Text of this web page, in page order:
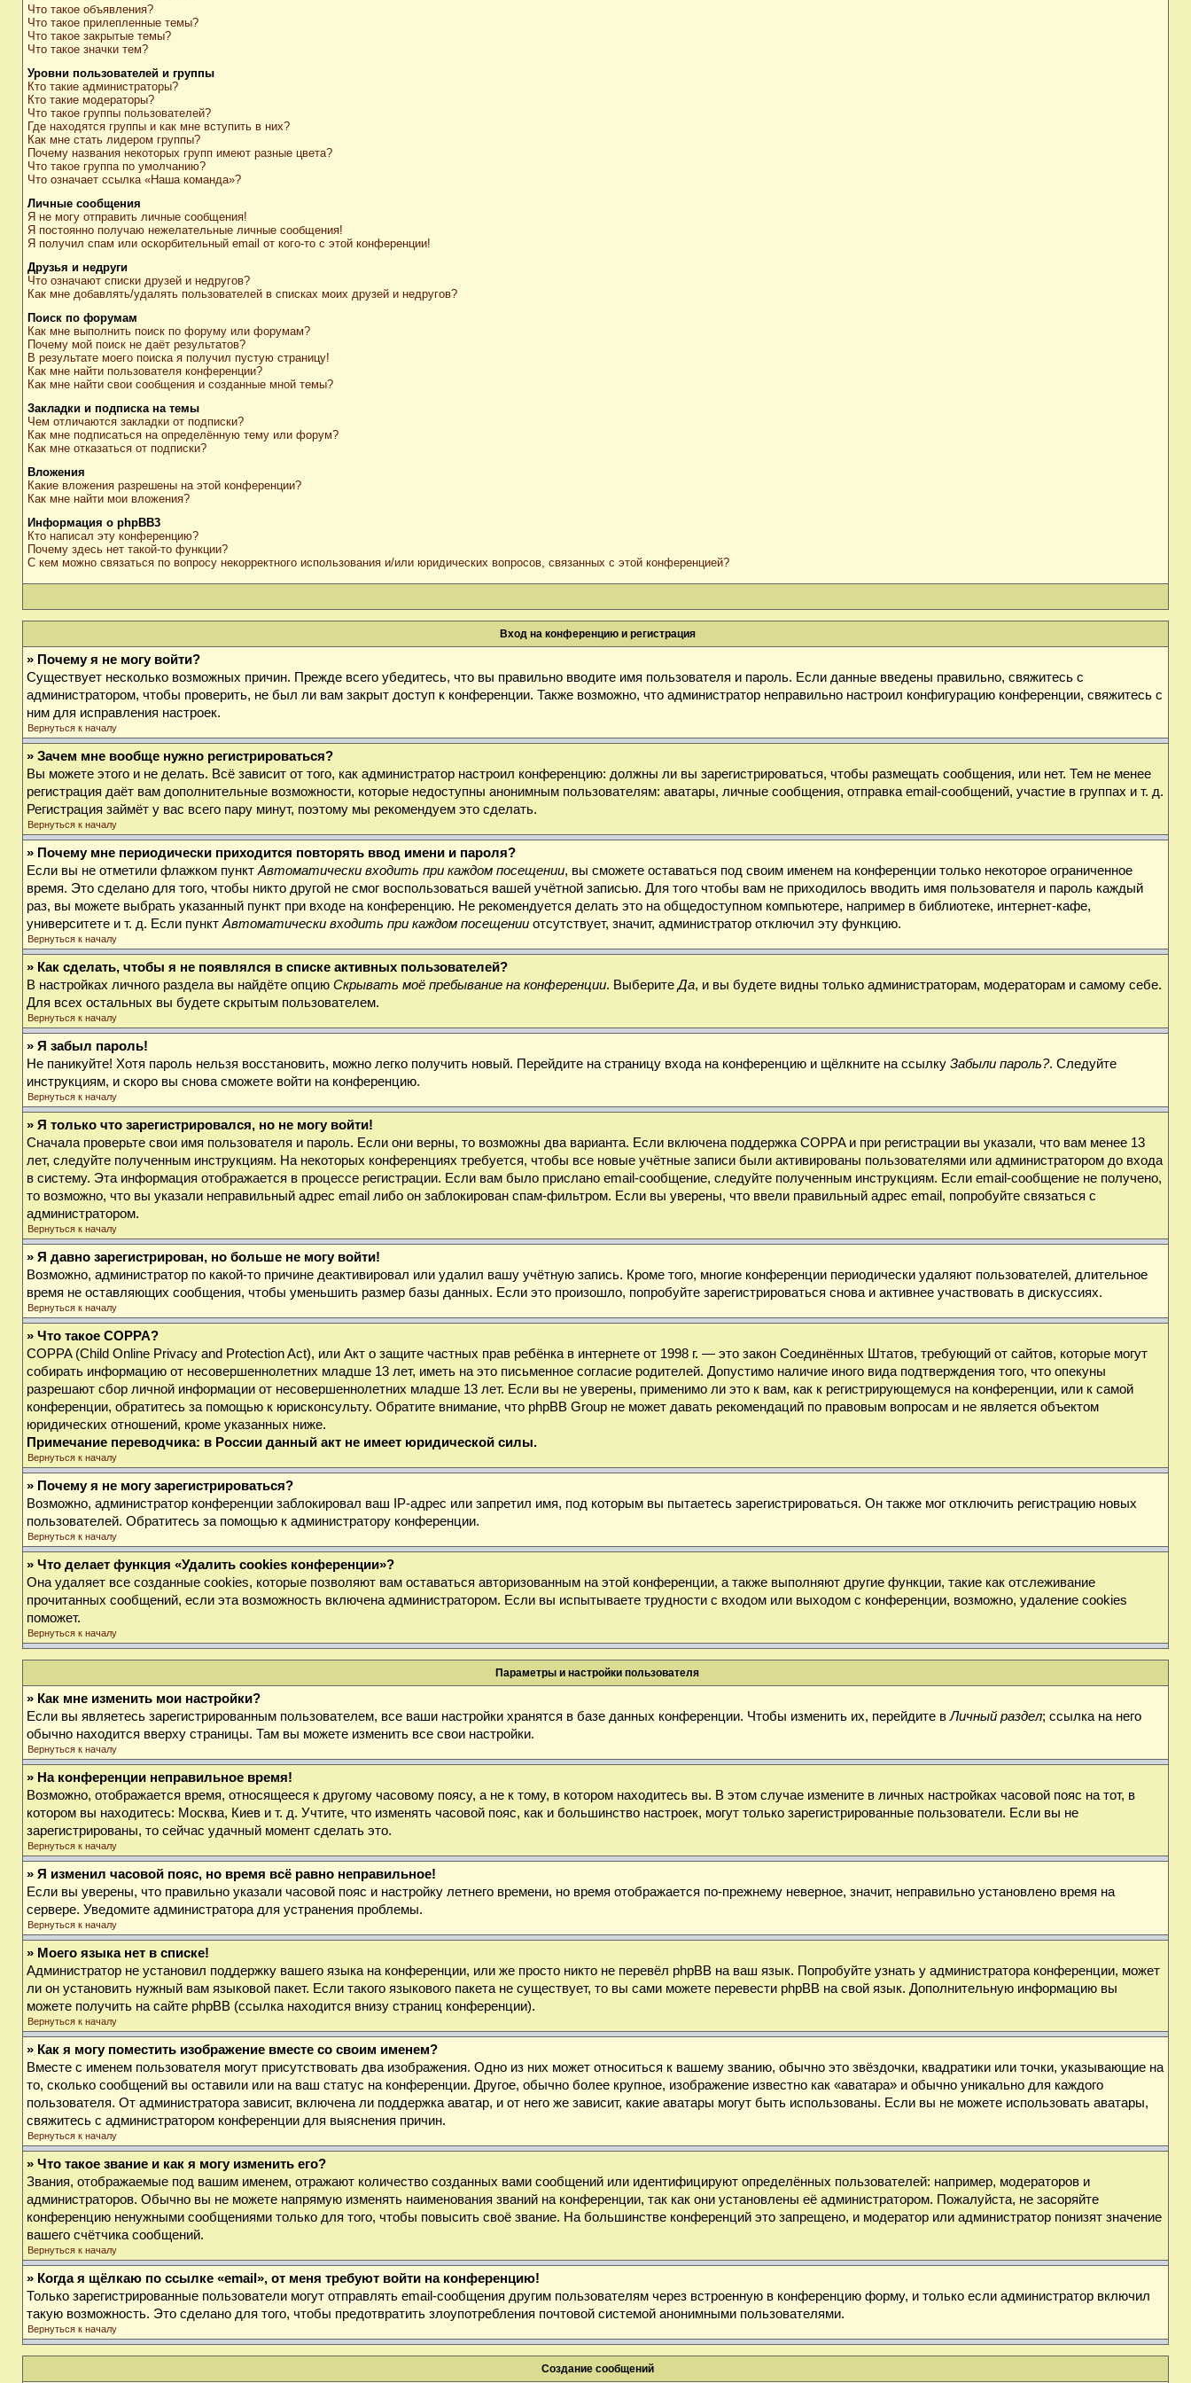
Что такое объявления?
Что такое прилепленные темы?
Что такое закрытые темы?
Что такое значки тем?
Уровни пользователей и группы
Кто такие администраторы?
Кто такие модераторы?
Что такое группы пользователей?
Где находятся группы и как мне вступить в них?
Как мне стать лидером группы?
Почему названия некоторых групп имеют разные цвета?
Что такое группа по умолчанию?
Что означает ссылка «Наша команда»?
Личные сообщения
Я не могу отправить личные сообщения!
Я постоянно получаю нежелательные личные сообщения!
Я получил спам или оскорбительный email от кого-то с этой конференции!
Друзья и недруги
Что означают списки друзей и недругов?
Как мне добавлять/удалять пользователей в списках моих друзей и недругов?
Поиск по форумам
Как мне выполнить поиск по форуму или форумам?
Почему мой поиск не даёт результатов?
В результате моего поиска я получил пустую страницу!
Как мне найти пользователя конференции?
Как мне найти свои сообщения и созданные мной темы?
Закладки и подписка на темы
Чем отличаются закладки от подписки?
Как мне подписаться на определённую тему или форум?
Как мне отказаться от подписки?
Вложения
Какие вложения разрешены на этой конференции?
Как мне найти мои вложения?
Информация о phpBB3
Кто написал эту конференцию?
Почему здесь нет такой-то функции?
С кем можно связаться по вопросу некорректного использования и/или юридических вопросов, связанных с этой конференцией?
Вход на конференцию и регистрация
» Почему я не могу войти?
Существует несколько возможных причин. Прежде всего убедитесь, что вы правильно вводите имя пользователя и пароль. Если данные введены правильно, свяжитесь с
администратором, чтобы проверить, не был ли вам закрыт доступ к конференции. Также возможно, что администратор неправильно настроил конфигурацию конференции, свяжитесь с
ним для исправления настроек.
Вернуться к началу
» Зачем мне вообще нужно регистрироваться?
Вы можете этого и не делать. Всё зависит от того, как администратор настроил конференцию: должны ли вы зарегистрироваться, чтобы размещать сообщения, или нет. Тем не менее
регистрация даёт вам дополнительные возможности, которые недоступны анонимным пользователям: аватары, личные сообщения, отправка email-сообщений, участие в группах и т. д.
Регистрация займёт у вас всего пару минут, поэтому мы рекомендуем это сделать.
Вернуться к началу
» Почему мне периодически приходится повторять ввод имени и пароля?
Если вы не отметили флажком пункт Автоматически входить при каждом посещении, вы сможете оставаться под своим именем на конференции только некоторое ограниченное
время. Это сделано для того, чтобы никто другой не смог воспользоваться вашей учётной записью. Для того чтобы вам не приходилось вводить имя пользователя и пароль каждый
раз, вы можете выбрать указанный пункт при входе на конференцию. Не рекомендуется делать это на общедоступном компьютере, например в библиотеке, интернет-кафе,
университете и т. д. Если пункт Автоматически входить при каждом посещении отсутствует, значит, администратор отключил эту функцию.
Вернуться к началу
» Как сделать, чтобы я не появлялся в списке активных пользователей?
В настройках личного раздела вы найдёте опцию Скрывать моё пребывание на конференции. ВыберитеДа, и вы будете видны только администраторам, модераторам и самому себе.
Для всех остальных вы будете скрытым пользователем.
Вернуться к началу
» Я забыл пароль!
Не паникуйте! Хотя пароль нельзя восстановить, можно легко получить новый. Перейдите на страницу входа на конференцию и щёлкните на ссылку Забыли пароль?. Следуйте
инструкциям, и скоро вы снова сможете войти на конференцию.
Вернуться к началу
» Я только что зарегистрировался, но не могу войти!
Сначала проверьте свои имя пользователя и пароль. Если они верны, то возможны два варианта. Если включена поддержка COPPA и при регистрации вы указали, что вам менее 13
лет, следуйте полученным инструкциям. На некоторых конференциях требуется, чтобы все новые учётные записи были активированы пользователями или администратором до входа
в систему. Эта информация отображается в процессе регистрации. Если вам было прислано email-сообщение, следуйте полученным инструкциям. Если email-сообщение не получено,
то возможно, что вы указали неправильный адрес email либо он заблокирован спам-фильтром. Если вы уверены, что ввели правильный адрес email, попробуйте связаться с
администратором.
Вернуться к началу
» Я давно зарегистрирован, но больше не могу войти!
Возможно, администратор по какой-то причине деактивировал или удалил вашу учётную запись. Кроме того, многие конференции периодически удаляют пользователей, длительное
время не оставляющих сообщения, чтобы уменьшить размер базы данных. Если это произошло, попробуйте зарегистрироваться снова и активнее участвовать в дискуссиях.
Вернуться к началу
» Что такое COPPA?
COPPA (Child Online Privacy and Protection Act), или Акт о защите частных прав ребёнка в интернете от 1998 г. — это закон Соединённых Штатов, требующий от сайтов, которые могут
собирать информацию от несовершеннолетних младше 13 лет, иметь на это письменное согласие родителей. Допустимо наличие иного вида подтверждения того, что опекуны
разрешают сбор личной информации от несовершеннолетних младше 13 лет. Если вы не уверены, применимо ли это к вам, как к регистрирующемуся на конференции, или к самой
конференции, обратитесь за помощью к юрисконсульту. Обратите внимание, что phpBB Group не может давать рекомендаций по правовым вопросам и не является объектом
юридических отношений, кроме указанных ниже.
Примечание переводчика: в России данный акт не имеет юридической силы.
Вернуться к началу
» Почему я не могу зарегистрироваться?
Возможно, администратор конференции заблокировал ваш IP-адрес или запретил имя, под которым вы пытаетесь зарегистрироваться. Он также мог отключить регистрацию новых
пользователей. Обратитесь за помощью к администратору конференции.
Вернуться к началу
» Что делает функция «Удалить cookies конференции»?
Она удаляет все созданные cookies, которые позволяют вам оставаться авторизованным на этой конференции, а также выполняют другие функции, такие как отслеживание
прочитанных сообщений, если эта возможность включена администратором. Если вы испытываете трудности с входом или выходом с конференции, возможно, удаление cookies
поможет.
Вернуться к началу
Параметры и настройки пользователя
» Как мне изменить мои настройки?
Если вы являетесь зарегистрированным пользователем, все ваши настройки хранятся в базе данных конференции. Чтобы изменить их, перейдите вЛичный раздел; ссылка на него
обычно находится вверху страницы. Там вы можете изменить все свои настройки.
Вернуться к началу
» На конференции неправильное время!
Возможно, отображается время, относящееся к другому часовому поясу, а не к тому, в котором находитесь вы. В этом случае измените в личных настройках часовой пояс на тот, в
котором вы находитесь: Москва, Киев и т. д. Учтите, что изменять часовой пояс, как и большинство настроек, могут только зарегистрированные пользователи. Если вы не
зарегистрированы, то сейчас удачный момент сделать это.
Вернуться к началу
» Я изменил часовой пояс, но время всё равно неправильное!
Если вы уверены, что правильно указали часовой пояс и настройку летнего времени, но время отображается по-прежнему неверное, значит, неправильно установлено время на
сервере. Уведомите администратора для устранения проблемы.
Вернуться к началу
» Моего языка нет в списке!
Администратор не установил поддержку вашего языка на конференции, или же просто никто не перевёл phpBB на ваш язык. Попробуйте узнать у администратора конференции, может
ли он установить нужный вам языковой пакет. Если такого языкового пакета не существует, то вы сами можете перевести phpBB на свой язык. Дополнительную информацию вы
можете получить на сайте phpBB (ссылка находится внизу страниц конференции).
Вернуться к началу
» Как я могу поместить изображение вместе со своим именем?
Вместе с именем пользователя могут присутствовать два изображения. Одно из них может относиться к вашему званию, обычно это звёздочки, квадратики или точки, указывающие на
то, сколько сообщений вы оставили или на ваш статус на конференции. Другое, обычно более крупное, изображение известно как «аватара» и обычно уникально для каждого
пользователя. От администратора зависит, включена ли поддержка аватар, и от него же зависит, какие аватары могут быть использованы. Если вы не можете использовать аватары,
свяжитесь с администратором конференции для выяснения причин.
Вернуться к началу
» Что такое звание и как я могу изменить его?
Звания, отображаемые под вашим именем, отражают количество созданных вами сообщений или идентифицируют определённых пользователей: например, модераторов и
администраторов. Обычно вы не можете напрямую изменять наименования званий на конференции, так как они установлены её администратором. Пожалуйста, не засоряйте
конференцию ненужными сообщениями только для того, чтобы повысить своё звание. На большинстве конференций это запрещено, и модератор или администратор понизят значение
вашего счётчика сообщений.
Вернуться к началу
» Когда я щёлкаю по ссылке «email», от меня требуют войти на конференцию!
Только зарегистрированные пользователи могут отправлять email-сообщения другим пользователям через встроенную в конференцию форму, и только если администратор включил
такую возможность. Это сделано для того, чтобы предотвратить злоупотребления почтовой системой анонимными пользователями.
Вернуться к началу
Создание сообщений